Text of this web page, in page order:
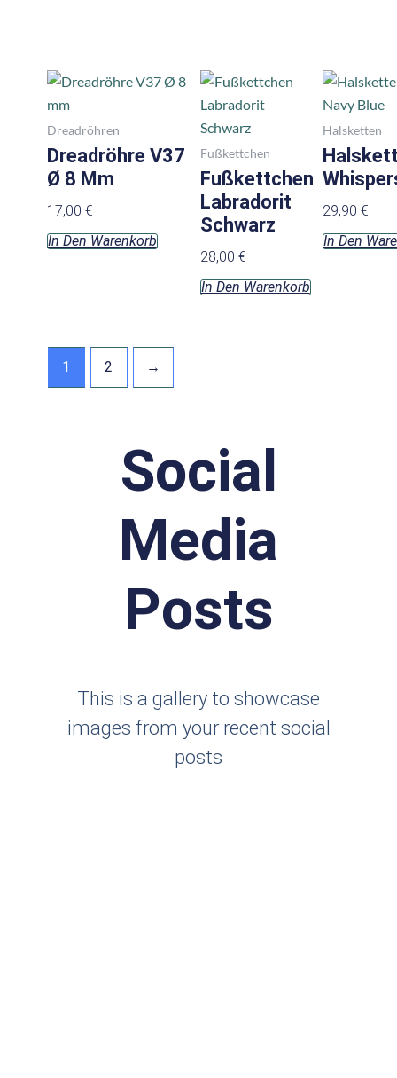
Dreadröhren
Dreadröhre V37
Ø 8 Mm
17,00 €
In Den Warenkorb
Fußkettchen
Fußkettchen
Labradorit
Schwarz
28,00 €
In Den Warenkorb
Halsketten
29,90 €
In Den
1 2 →
Social
Media
Posts
This is a gallery to showcase
images from your recent social
posts